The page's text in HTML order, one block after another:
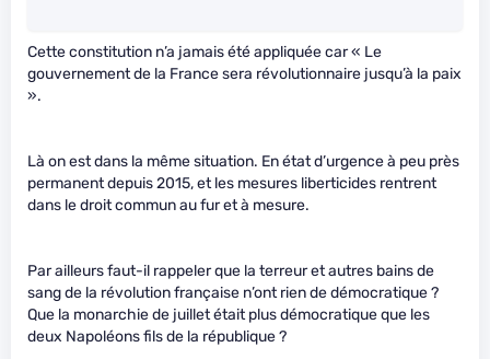
Cette constitution n’a jamais été appliquée car « Le
gouvernement de la France sera révolutionnaire jusqu’à la paix
».
Là on est dans la même situation. En état d’urgence à peu près
permanent depuis 2015, et les mesures liberticides rentrent
dans le droit commun au fur et à mesure.
Par ailleurs faut-il rappeler que la terreur et autres bains de
sang de la révolution française n’ont rien de démocratique ?
Que la monarchie de juillet était plus démocratique que les
deux Napoléons fils de la république ?